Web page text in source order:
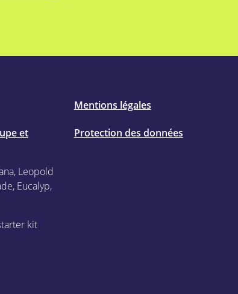
et
Leopold
Eucalyp,
kit
Mentions légales
Protection des données